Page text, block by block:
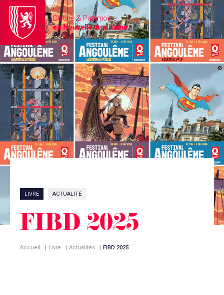
Culture & Patrimoine
en Nouvelle-Aquitaine
LIVRE ACTUALITÉ
FIBD 2025
Accueil | Livre | Actualités | FIBD 2025